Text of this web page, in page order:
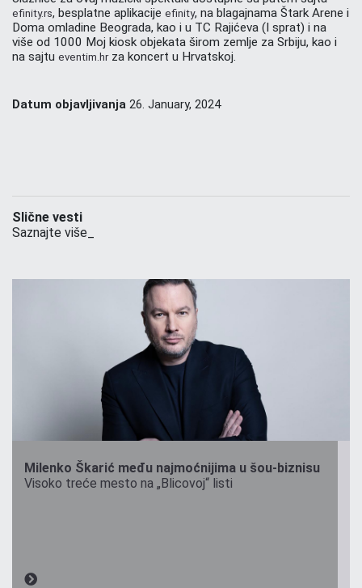
efinity.rs, besplatne aplikacije efinity, na blagajnama Štark Arene i
Doma omladine Beograda, kao i u TC Rajićeva (I sprat) i na
više od 1000 Moj kiosk objekata širom zemlje za Srbiju, kao i
na sajtu eventim.hrza koncert u Hrvatskoj.
Datum objavljivanja 26. January, 2024
Slične vesti
Saznajte više_
Milenko Škarić među najmoćnijima u šou-biznisu
Visoko treće mesto na „Blicovoj“ listi